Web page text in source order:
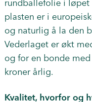
rundballefolie i løpet
plasten er i
og naturlig å la den
Vederlaget er økt
og for en bonde
kroner årlig.
Kvalitet, hvorfor og